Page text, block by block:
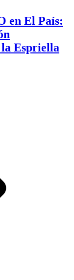
en El País:
Espriella